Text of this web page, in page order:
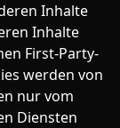
Inhalte
Inhalte
First-Party-
werden von
nur vom
Diensten